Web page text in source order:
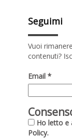
Seguimi
Vuoi
contenuti?
Email *
Ho letto e
Policy.